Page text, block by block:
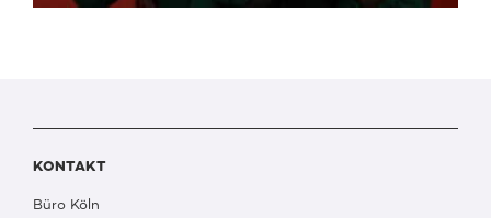
KONTAKT
Büro Köln